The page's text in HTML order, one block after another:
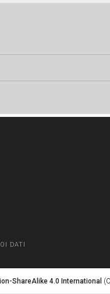
DATI
ShareAlike 4.0 International